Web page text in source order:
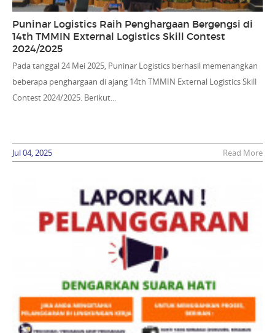
Puninar Logistics Raih Penghargaan Bergengsi di
14th TMMIN External Logistics Skill Contest
2024/2025
Pada tanggal 24 Mei 2025, Puninar Logistics berhasil memenangkan
beberapa penghargaan di ajang 14th TMMIN External Logistics Skill
Contest 2024/2025. Berikut...
Jul 04, 2025 Read More